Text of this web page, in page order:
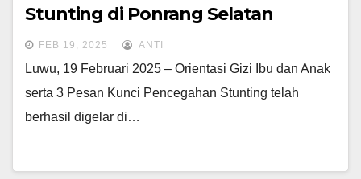
Stunting di Ponrang Selatan
FEB 19, 2025 ANTI
Luwu, 19 Februari 2025 – Orientasi Gizi Ibu dan Anak
serta 3 Pesan Kunci Pencegahan Stunting telah
berhasil digelar di…